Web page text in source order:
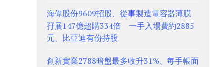
海偉股份9609招股、從事製造電容器薄膜
孖展147億超購334倍 一手入場費約2885
元、比亞迪有份持股
創新實業2788暗盤最多收升31%、每手帳面